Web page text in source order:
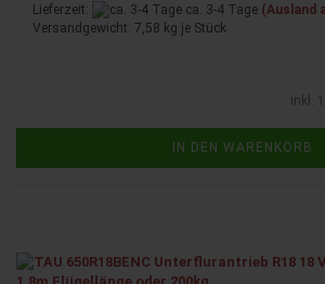
Lieferzeit:
ca. 3-4 Tage (Ausland
Versandgewicht: 7,58 kg je Stück
inkl.
IN DEN WARENKORB